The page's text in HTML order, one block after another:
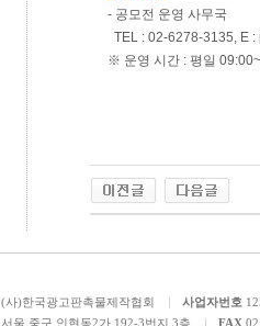
- 공모전 운영 사무국
TEL : 02-6278-3135, E :
※ 운영 시간 : 평일
(사)한국광고판촉물제작협회 사업자번호
서울 중구 인현동2가 192-3번지 3층 FAX